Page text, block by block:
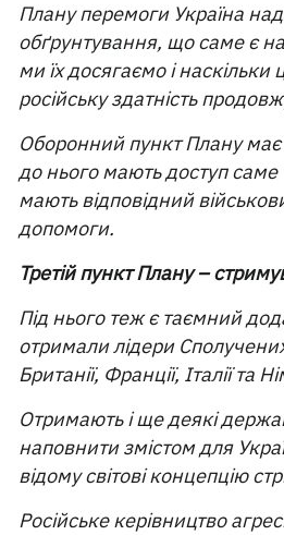
Плану перемоги Україна
обґрунтування, що саме є
ми їх досягаємо і
російську здатність
Оборонний пункт Плану має
до нього мають доступ саме
мають відповідний
допомоги.
Третій пункт Плану –
Під нього теж є таємний
отримали лідери
Британії, Франції, Італії та
Отримають і ще деякі
наповнити змістом для
відому світові концепцію
Російське керівництво